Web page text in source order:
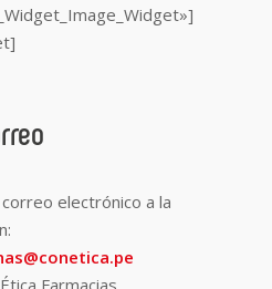
electrónico a la